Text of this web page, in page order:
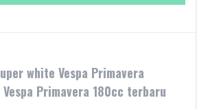
white Vespa Primavera
Vespa Primavera 180cc terbaru